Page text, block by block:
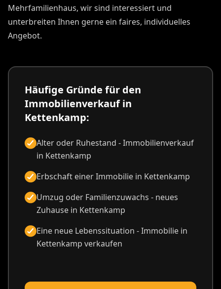
Mehrfamilienhaus, wir sind interessiert und
unterbreiten Ihnen gerne ein faires, individuelles
Angebot.
Häufige Gründe für den
Immobilienverkauf in
Kettenkamp:
Alter oder Ruhestand - Immobilienverkauf
in Kettenkamp
Erbschaft einer Immobilie in Kettenkamp
Umzug oder Familienzuwachs - neues
Zuhause in Kettenkamp
Eine neue Lebenssituation - Immobilie in
Kettenkamp verkaufen